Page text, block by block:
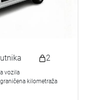
2
vozila
kilometraža